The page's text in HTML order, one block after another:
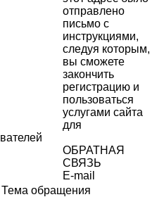
отправлено
письмо с
инструкциями,
следуя которым,
вы сможете
закончить
регистрацию и
пользоваться
услугами сайта
для
ОБРАТНАЯ
СВЯЗЬ
E-mail
Тема обращения